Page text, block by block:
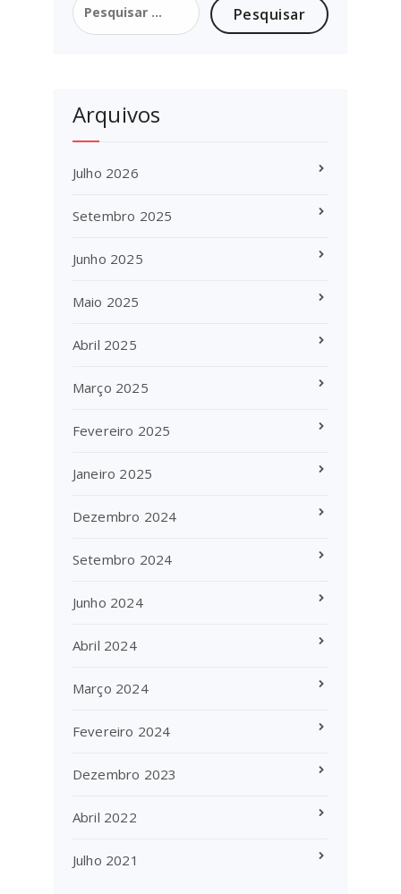
por:
Arquivos
Julho 2026
Setembro 2025
Junho 2025
Maio 2025
Abril 2025
Março 2025
Fevereiro 2025
Janeiro 2025
Dezembro 2024
Setembro 2024
Junho 2024
Abril 2024
Março 2024
Fevereiro 2024
Dezembro 2023
Abril 2022
Julho 2021